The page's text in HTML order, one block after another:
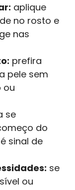
aplique
no rosto e
nas
prefira
pele sem
ou
se
do
sinal de
se
ou